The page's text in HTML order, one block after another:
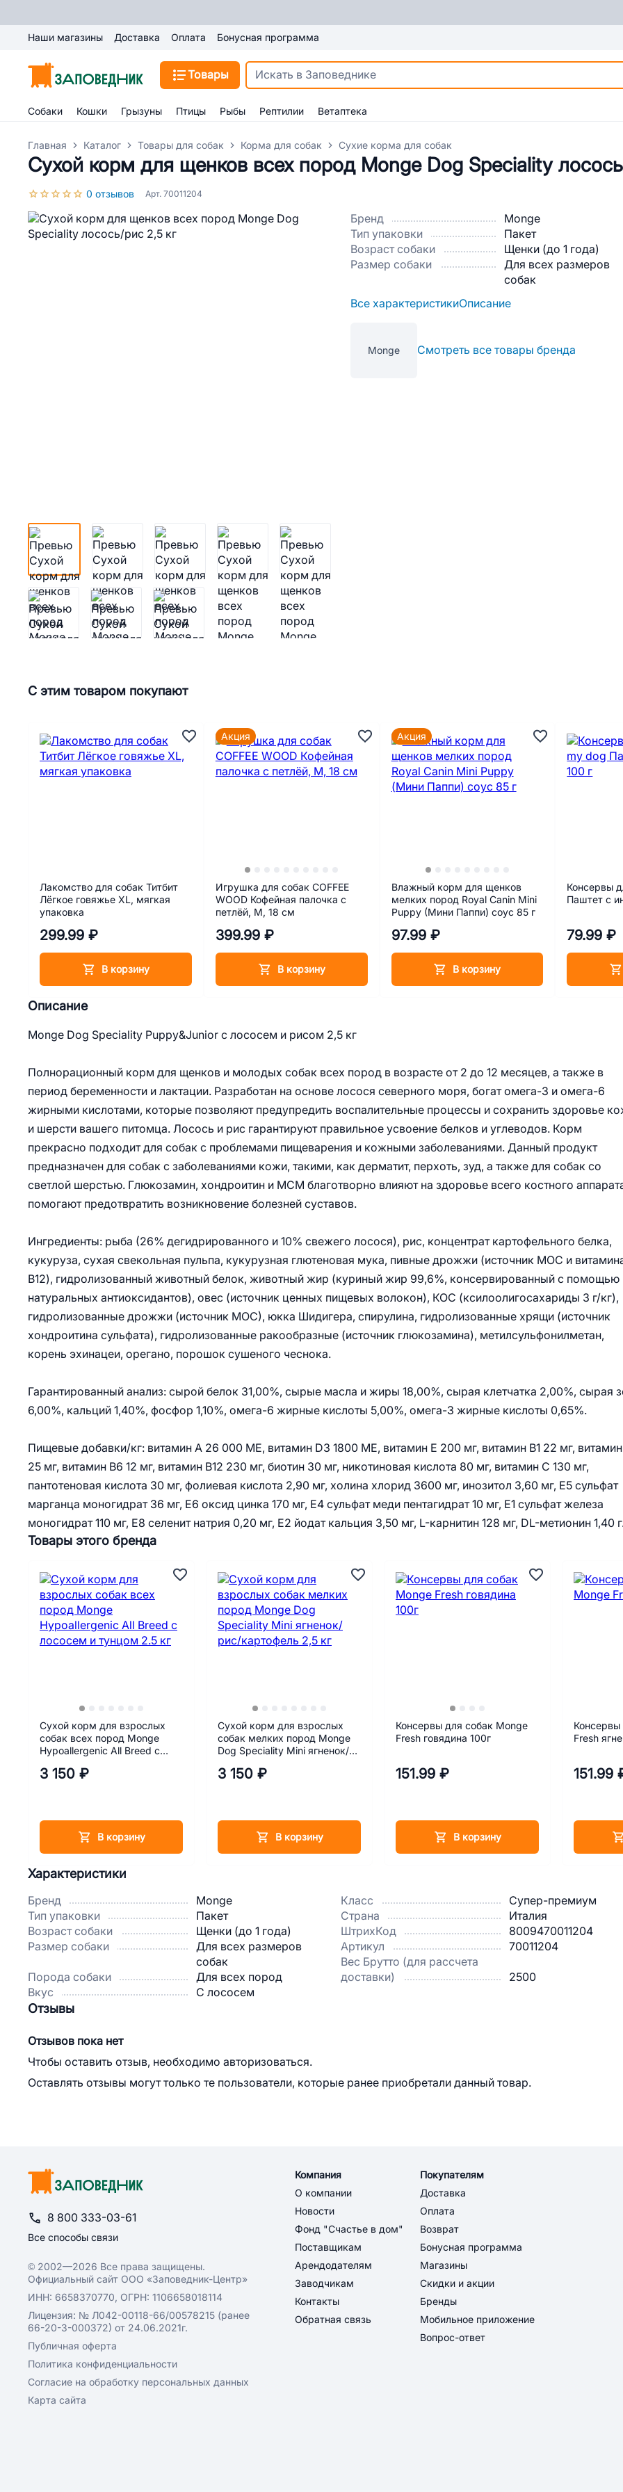
Наши магазины Доставка Оплата Бонусная программа
Товары
Собаки Кошки Грызуны Птицы Рыбы Рептилии Ветаптека
Главная Каталог Товары для собак Корма для собак Сухие корма для собак
Сухой корм для щенков всех пород Monge Dog Speciality
0 отзывов Арт. 70011204
Бренд
Monge
Тип упаковки
Пакет
Возраст собаки
Щенки (до 1 года)
Размер собаки
Для всех размеров
собак
Все характеристикиОписание
Monge Смотреть все товары бренда
Описание
Monge Dog Speciality Puppy&Junior с лососем и рисом 2,5 кг
Полнорационный корм для щенков и молодых собак всех пород в возрасте от 2 до 12 месяцев, а также в
период беременности и лактации. Разработан на основе лосося северного моря, богат омега-3 и омега-6
жирными кислотами, которые позволяют предупредить воспалительные процессы и сохранить здоровье
и шерсти вашего питомца. Лосось и рис гарантируют правильное усвоение белков и углеводов. Корм
прекрасно подходит для собак с проблемами пищеварения и кожными заболеваниями. Данный продукт
предназначен для собак с заболеваниями кожи, такими, как дерматит, перхоть, зуд, а также для собак со
светлой шерстью. Глюкозамин, хондроитин и МСМ благотворно влияют на здоровье всего костного
помогают предотвратить возникновение болезней суставов.
Ингредиенты: рыба (26% дегидрированного и 10% свежего лосося), рис, концентрат картофельного белка,
кукуруза, сухая свекольная пульпа, кукурузная глютеновая мука, пивные дрожжи (источник МОС и
B12), гидролизованный животный белок, животный жир (куриный жир 99,6%, консервированный с помощью
натуральных антиоксидантов), овес (источник ценных пищевых волокон), КОС (ксилоолигосахариды 3 г/кг),
гидролизованные дрожжи (источник МОС), юкка Шидигера, спирулина, гидролизованные хрящи (источник
хондроитина сульфата), гидролизованные ракообразные (источник глюкозамина), метилсульфонилметан,
корень эхинацеи, орегано, порошок сушеного чеснока.
Гарантированный анализ: сырой белок 31,00%, сырые масла и жиры 18,00%, сырая клетчатка 2,00%, сырая
6,00%, кальций 1,40%, фосфор 1,10%, омега-6 жирные кислоты 5,00%, омега-3 жирные кислоты 0,65%.
Пищевые добавки/кг: витамин А 26 000 МЕ, витамин D3 1800 МЕ, витамин Е 200 мг, витамин В1 22 мг,
25 мг, витамин В6 12 мг, витамин В12 230 мг, биотин 30 мг, никотиновая кислота 80 мг, витамин С 130 мг,
пантотеновая кислота 30 мг, фолиевая кислота 2,90 мг, холина хлорид 3600 мг, инозитол 3,60 мг, Е5 сульфат
марганца моногидрат 36 мг, Е6 оксид цинка 170 мг, Е4 сульфат меди пентагидрат 10 мг, Е1 сульфат железа
моногидрат 110 мг, Е8 селенит натрия 0,20 мг, Е2 йодат кальция 3,50 мг, L-карнитин 128 мг, DL-метионин 1,40
С этим товаром покупают
Лакомство для собак Титбит
Лёгкое говяжье XL, мягкая
упаковка
299.99 ₽
В корзину
Игрушка для собак COFFEE
WOOD Кофейная палочка с
петлёй, M, 18 см
399.99 ₽
В корзину
Акция
Влажный корм для щенков
мелких пород Royal Canin Mini
Puppy (Мини Паппи) соус 85 г
97.99 ₽
В корзину
Акция
Консервы
Паштет с
79.99 ₽
Товары этого бренда
Сухой корм для взрослых
собак всех пород Monge
Hypoallergenic All Breed c
3 150 ₽
В корзину
Сухой корм для взрослых
собак мелких пород Monge
Dog Speciality Mini ягненок/
3 150 ₽
В корзину
Консервы для собак Monge
Fresh говядина 100г
151.99 ₽
В корзину
Консервы
Fresh
151.99
Характеристики
Бренд
Monge
Тип упаковки
Пакет
Возраст собаки
Щенки (до 1 года)
Размер собаки
Для всех размеров
собак
Порода собаки
Для всех пород
Вкус
С лососем
Класс
Супер-премиум
Страна
Италия
ШтрихКод
8009470011204
Артикул
70011204
Вес Брутто (для рассчета
доставки)
2500
Отзывы
Отзывов пока нет
Чтобы оставить отзыв, необходимо авторизоваться.
Оставлять отзывы могут только те пользователи, которые ранее приобретали данный товар.
8 800 333-03-61
Все способы связи
© 2002—2026 Все права защищены.
Официальный сайт ООО «Заповедник-Центр»
ИНН: 6658370770, ОГРН: 1106658018114
Лицензия: № Л042-00118-66/00578215 (ранее
66-20-3-000372) от 24.06.2021г.
Публичная оферта
Политика конфиденциальности
Согласие на обработку персональных данных
Карта сайта
Компания
О компании
Новости
Фонд "Счастье в дом"
Поставщикам
Арендодателям
Заводчикам
Контакты
Обратная связь
Покупателям
Доставка
Оплата
Возврат
Бонусная программа
Магазины
Скидки и акции
Бренды
Мобильное приложение
Вопрос-ответ